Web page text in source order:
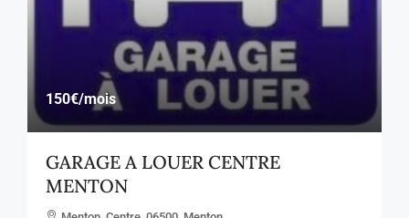
150€/mois
GARAGE A LOUER CENTRE
MENTON